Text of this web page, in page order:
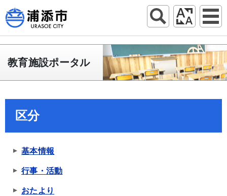
教育施設ポータル
区分
基本情報
行事・活動
おたより